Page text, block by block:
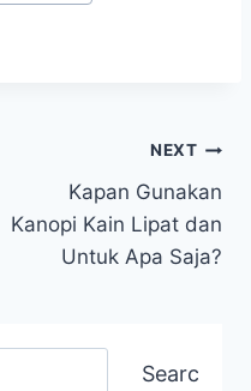
NEXT
Kapan Gunakan
Kanopi Kain Lipat dan
Untuk Apa Saja?
Search